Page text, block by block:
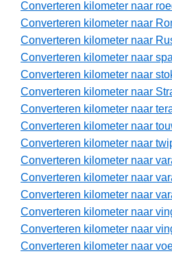
Converteren kilometer naar
Converteren kilometer naar
Converteren kilometer naar
Converteren kilometer naar
Converteren kilometer naar
Converteren kilometer naar
Converteren kilometer naar
Converteren kilometer naar
Converteren kilometer naar
Converteren kilometer naar
Converteren kilometer naar
Converteren kilometer naar
Converteren kilometer naar
Converteren kilometer naar
Converteren kilometer naar